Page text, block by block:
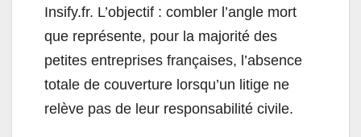
Insify.fr. L’objectif : combler l’angle mort
que représente, pour la majorité des
petites entreprises françaises, l’absence
totale de couverture lorsqu’un litige ne
relève pas de leur responsabilité civile.